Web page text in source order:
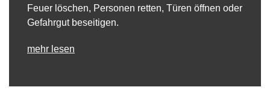
Feuer löschen, Personen retten, Türen öffnen oder
Gefahrgut beseitigen.
mehr lesen